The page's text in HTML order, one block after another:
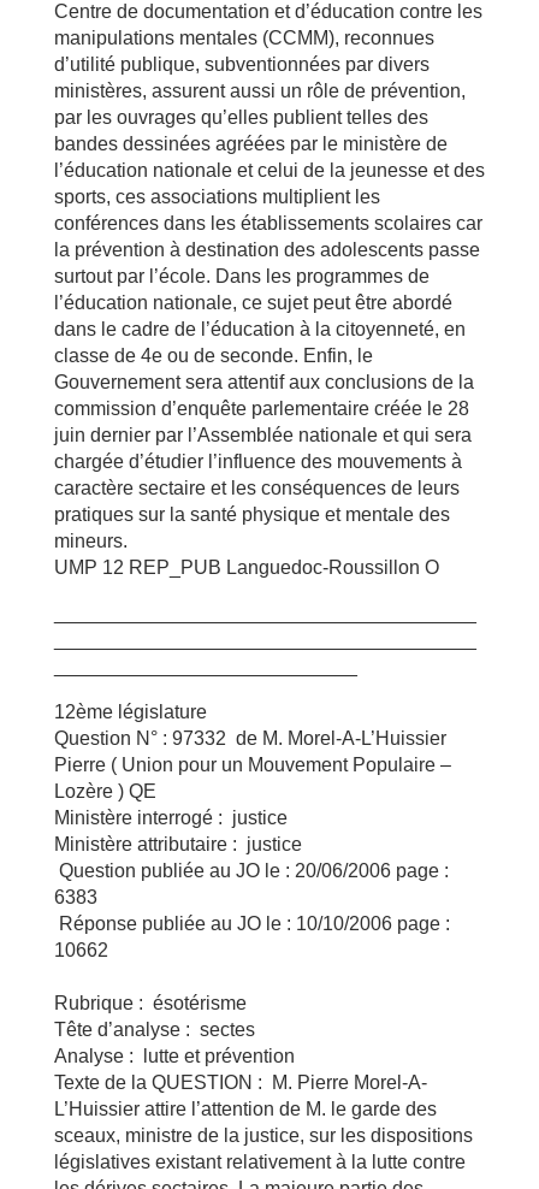
Centre de documentation et d’éducation contre les
manipulations mentales (CCMM), reconnues
d’utilité publique, subventionnées par divers
ministères, assurent aussi un rôle de prévention,
par les ouvrages qu’elles publient telles des
bandes dessinées agréées par le ministère de
l’éducation nationale et celui de la jeunesse et des
sports, ces associations multiplient les
conférences dans les établissements scolaires car
la prévention à destination des adolescents passe
surtout par l’école. Dans les programmes de
l’éducation nationale, ce sujet peut être abordé
dans le cadre de l’éducation à la citoyenneté, en
classe de 4e ou de seconde. Enfin, le
Gouvernement sera attentif aux conclusions de la
commission d’enquête parlementaire créée le 28
juin dernier par l’Assemblée nationale et qui sera
chargée d’étudier l’influence des mouvements à
caractère sectaire et les conséquences de leurs
pratiques sur la santé physique et mentale des
mineurs.
UMP 12 REP_PUB Languedoc-Roussillon O
12ème législature
Question N° : 97332 de M. Morel-A-L’Huissier
Pierre ( Union pour un Mouvement Populaire –
Lozère ) QE
Ministère interrogé : justice
Ministère attributaire : justice
Question publiée au JO le : 20/06/2006 page :
6383
Réponse publiée au JO le : 10/10/2006 page :
10662
Rubrique : ésotérisme
Tête d’analyse : sectes
Analyse : lutte et prévention
Texte de la QUESTION : M. Pierre Morel-A-
L’Huissier attire l’attention de M. le garde des
sceaux, ministre de la justice, sur les dispositions
législatives existant relativement à la lutte contre